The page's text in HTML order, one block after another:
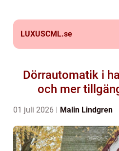
LUXUSCML.se
Dörrautomatik i
och mer
01 juli 2026 Malin Lindgren